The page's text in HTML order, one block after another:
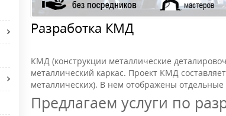
Разработка КМД
КМД (конструкции металлические
металлический каркас. Проект КМД
металлических). В нем отображены
Предлагаем услуги по